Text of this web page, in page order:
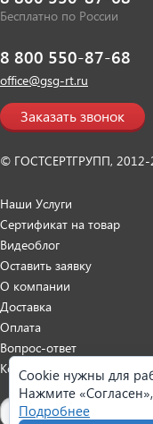
Бесплатно по России
8 800 550-87-68
office@gsg-rt.ru
Заказать звонок
© ГОСТСЕРТГРУПП, 2012-
Наши Услуги
Сертификат на товар
Видеоблог
Оставить заявку
О компании
Доставка
Оплата
Вопрос-ответ
Контакты
Cookie нужны для
Нажмите
Подробнее